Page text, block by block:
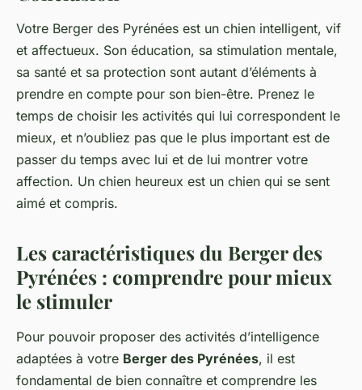
Votre Berger des Pyrénées est un chien intelligent, vif
et affectueux. Son éducation, sa stimulation mentale,
sa santé et sa protection sont autant d’éléments à
prendre en compte pour son bien-être. Prenez le
temps de choisir les activités qui lui correspondent le
mieux, et n’oubliez pas que le plus important est de
passer du temps avec lui et de lui montrer votre
affection. Un chien heureux est un chien qui se sent
aimé et compris.
Les caractéristiques du Berger des
Pyrénées : comprendre pour mieux
le stimuler
Pour pouvoir proposer des activités d’intelligence
adaptées à votre Berger des Pyrénées, il est
fondamental de bien connaître et comprendre les